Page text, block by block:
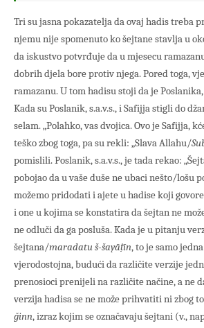
Tri su jasna pokazatelja da ovaj hadis treba
njemu nije spomenuto ko šejtane stavlja u
da iskustvo potvrđuje da u mjesecu
dobrih djela bore protiv njega. Pored toga,
ramazanu. U tom hadisu stoji da je
Kada su Poslanik, s.a.v.s., i Safijja stigli do
selam. „Polahko, vas dvojica. Ovo je Safijja,
teško zbog toga, pa su rekli: „Slava Allahu/
pomislili. Poslanik, s.a.v.s., je tada rekao:
pobojao da u vaše duše ne ubaci nešto/lošu
možemo pridodati i ajete u hadise koji
i one u kojima se konstatira da šejtan ne
ne odluči da ga posluša. Kada je u pitanju
šejtana/maradatu š-šayāṭīn, to je samo
vjerodostojna, budući da različite verzije
prenosioci prenijeli na različite načine, a ne
verzija hadisa se ne može prihvatiti ni zbog
ǧinn, izraz kojim se označavaju šejtani (v.,